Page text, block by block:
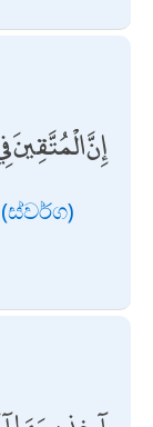
إِنَّ